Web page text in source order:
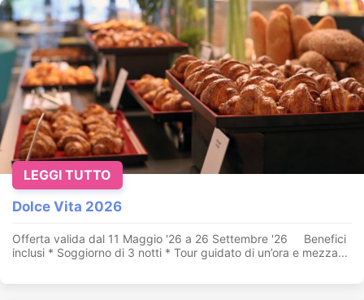
Dolce Vita 2026
Offerta valida dal 11 Maggio '26 a 26 Settembre '26 Benefici
inclusi * Soggiorno di 3 notti * Tour guidato di un’ora e mezza...
LEGGI TUTTO